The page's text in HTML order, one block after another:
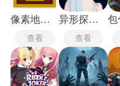
角色故事，搭配丰富的技能
险类手游，在未知的世界中
调联机合作。
像素地牢2内置mod
查看
异形探索eve
查看